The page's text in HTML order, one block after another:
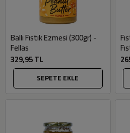
Ballı Fıstık Ezmesi (300gr) -
Fellas
329,95 TL
SEPETE EKLE